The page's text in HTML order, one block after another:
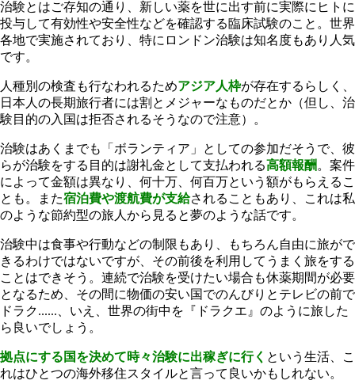
治験とはご存知の通り、新しい薬を世に出す前に実際にヒトに
投与して有効性や安全性などを確認する臨床試験のこと。世界
各地で実施されており、特にロンドン治験は知名度もあり人気
です。
人種別の検査も行なわれるためアジア人枠が存在するらしく、
日本人の長期旅行者には割とメジャーなものだとか（但し、治
験目的の入国は拒否されるそうなので注意）。
治験はあくまでも「ボランティア」としての参加だそうで、彼
らが治験をする目的は謝礼金として支払われる高額報酬 。案件
によって金額は異なり、何十万、何百万という額がもらえるこ
とも。また宿泊費や渡航費が支給されることもあり、これは私
のような節約型の旅人から見ると夢のような話です。
治験中は食事や行動などの制限もあり、もちろん自由に旅がで
きるわけではないですが、その前後を利用してうまく旅をする
ことはできそう。連続で治験を受けたい場合も休薬期間が必要
となるため、その間に物価の安い国でのんびりとテレビの前で
ドラク......、いえ、世界の街中を『ドラクエ』のように旅した
ら良いでしょう。
拠点にする国を決めて時々治験に出稼ぎに行く という生活、こ
れはひとつの海外移住スタイルと言って良いかもしれない。